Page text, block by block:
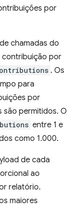
por
chamadas do
contribuição por
. Os
para
por
são permitidos. O
entre 1 e
como 1.000.
de cada
ao
relatório.
maiores